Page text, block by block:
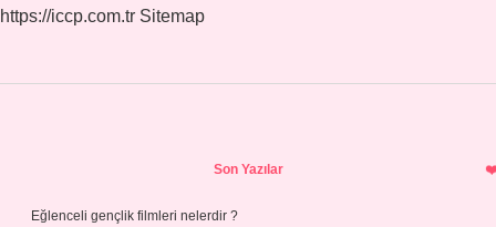
https://iccp.com.tr Sitemap
Son Yazılar
Eğlenceli gençlik filmleri nelerdir ?